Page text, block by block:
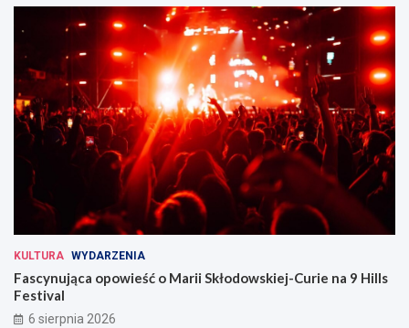
KULTURA WYDARZENIA
Fascynująca opowieść o Marii Skłodowskiej-Curie na 9 Hills
Festival
6 sierpnia 2026